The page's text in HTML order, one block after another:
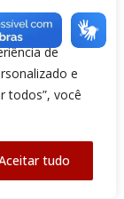
de
e
todos”, você
tudo